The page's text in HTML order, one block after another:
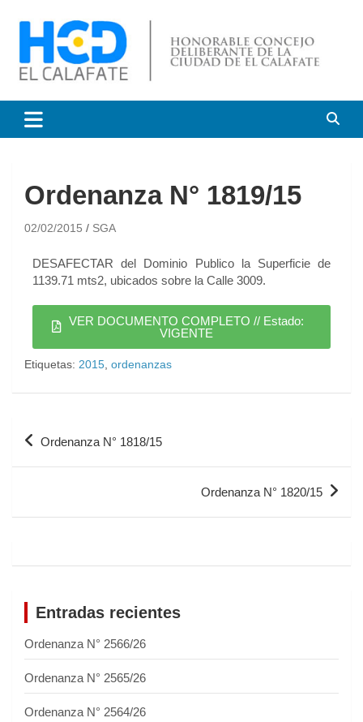
Honorable Concejo
Deliberante de El Calafate
Ordenanza N° 1819/15
02/02/2015 SGA
DESAFECTAR del Dominio Publico la Superficie de
1139.71 mts2, ubicados sobre la Calle 3009.
VER DOCUMENTO COMPLETO // Estado:
VIGENTE
Etiquetas: 2015 ordenanzas
Ordenanza N° 1818/15
Ordenanza N° 1820/15
Entradas recientes
Ordenanza N° 2566/26
Ordenanza N° 2565/26
Ordenanza N° 2564/26